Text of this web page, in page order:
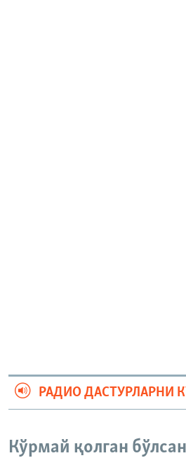
РАДИО ДАСТУРЛАРНИ
Кўрмай қолган